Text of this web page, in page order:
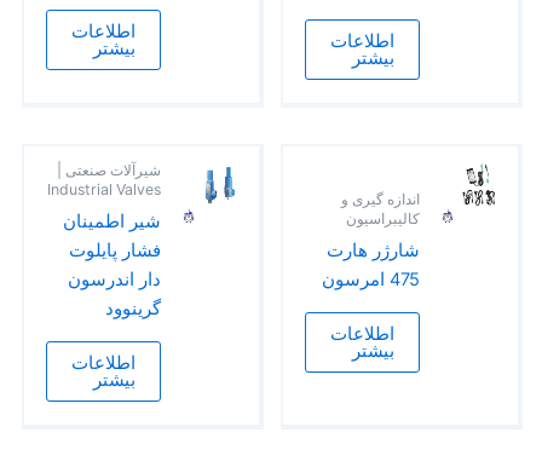
اطلاعات اطلاعات
اندازه گیری و
کالیبراسیون
شارژر هارت
اطلاعات
شیرآلات صنعتی |
Industrial Valves
شیر اطمینان
فشار پایلوت
دار اندرسون
گرینوود
اطلاعات